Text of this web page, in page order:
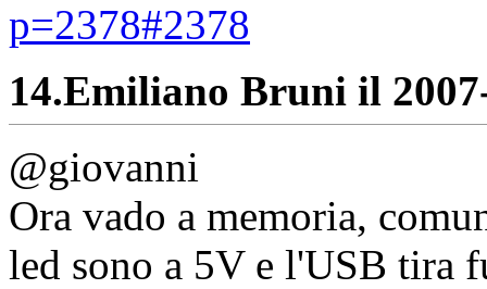
p=2378#2378
14.Emiliano Bruni il
@giovanni
Ora vado a memoria,
led sono a 5V e l'USB tira